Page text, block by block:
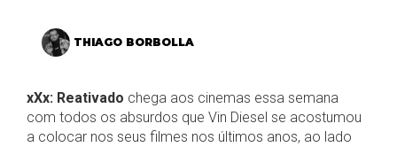
THIAGO BORBOLLA
xXx: Reativado chega aos cinemas essa semana
com todos os absurdos que Vin Diesel se acostumou
a colocar nos seus filmes nos últimos anos, ao lado